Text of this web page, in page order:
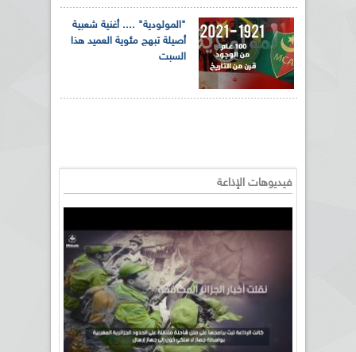
"المولودية" .... أغنية شعبية
أصيلة تبهج مئوية العميد هذا
السبت
فيديوهات الإذاعة